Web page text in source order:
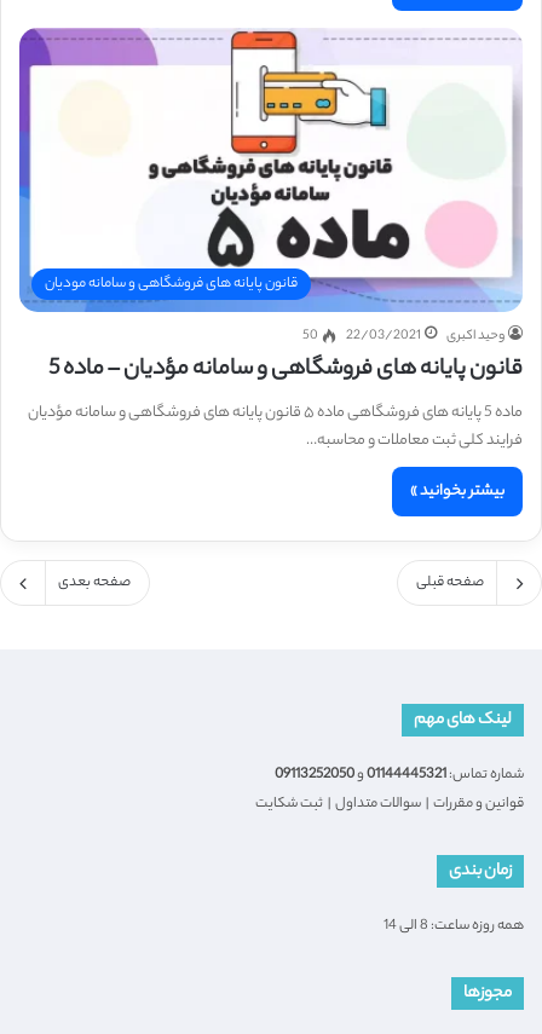
قانون پایانه های فروشگاهی و سامانه مودیان
وحید اکبری 22/03/2021
50
قانون پایانه های فروشگاهی و سامانه مؤدیان – ماده 5
ماده 5 پایانه های فروشگاهی ماده ۵ قانون پایانه های فروشگاهی و سامانه مؤدیان
فرایند کلی ثبت معاملات و محاسبه…
بیشتر بخوانید »
صفحه قبلی صفحه بعدی
لینک های مهم
شماره تماس:01144445321و09113252050
قوانین و مقررات | سوالات متداول | ثبت شکایت
زمان بندی
همه روزه ساعت: 8 الی 14
مجوزها